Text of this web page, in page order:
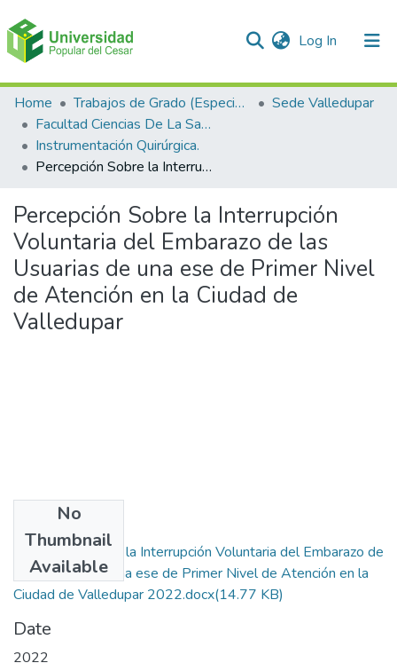
Log In (current)
Communities & Collections
All of DSpace
Statistics
Home Trabajos de Grado (Especializaciones y Pregrados)
Sede Valledupar
Facultad Ciencias De La Salud.
Instrumentación Quirúrgica.
Percepción Sobre la Interrupción Voluntaria del Embarazo de las Usuarias de una ese de Primer Nivel de Atención en la Ciudad de Valledupar
Percepción Sobre la Interrupción
Voluntaria del Embarazo de las
Usuarias de una ese de Primer Nivel
de Atención en la Ciudad de
Valledupar
No
Thumbnail
Available
Percepción Sobre la Interrupción Voluntaria del Embarazo de
las Usuarias de una ese de Primer Nivel de Atención en la
Ciudad de Valledupar 2022.docx(14.77 KB)
Date
2022